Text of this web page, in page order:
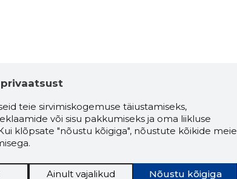
teie sirvimiskogemuse täiustamiseks,
või sisu pakkumiseks ja oma liikluse
klõpsate "nõustu kõigiga", nõustute kõikide meie
Nõustu kõigiga
Ainult vajalikud